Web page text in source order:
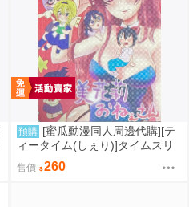
預購 [蜜瓜動漫同人周邊代購][テ
ィータイム(しぇり)]タイムスリ
ップ★美花莉おねぇさん!(2.5次
元的誘惑)(同人誌)
售價 260